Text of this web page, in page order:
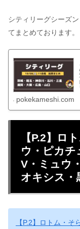
シティリーグシーズ
てまとめております。
pokekameshi.com
【P.2】ロ
ウ・ピカチ
V・ミュウ
オキシス・
【P.2】ロトム・